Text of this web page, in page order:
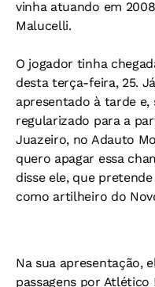
vinha atuando em
Malucelli.
O jogador tinha
desta terça-feira, 25.
apresentado à tarde
regularizado para a
Juazeiro, no Adauto
quero apagar essa
disse ele, que
como artilheiro do
Na sua apresentação,
passagens por Atlético